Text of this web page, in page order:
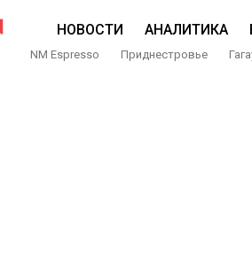
НОВОСТИ АНАЛИТИКА
NM Espresso Приднестровье